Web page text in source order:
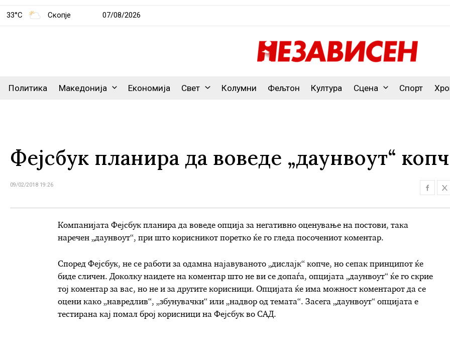
33°C Скопје 07/08/2026
Политика Македонија Економија Свет Колумни Фељтон Култура Сцена Спорт
Фејсбук планира да воведе „даунвоут“
09/02/2018 19:26
Компанијата Фејсбук планира да воведе опција за негативно оценување на постови, така
наречен „даунвоут“, при што корисникот поретко ќе го гледа посочениот коментар.
Според Фејсбук, не се работи за одамна најавуваното „дислајк“ копче, но сепак принципот ќе
биде сличен. Доколку наидете на коментар што не ви се допаѓа, опцијата „даунвоут“ ќе го скрие
тој коментар за вас, но не и за другите корисници. Опцијата ќе има можност коментарот да се
оцени како „навредлив“, „збунувачки“ или „надвор од темата“. Засега „даунвоут“ опцијата е
тестирана кај помал број корисници на Фејсбук во САД.